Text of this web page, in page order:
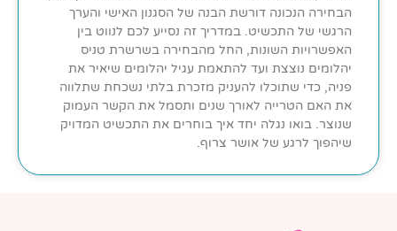
הבחירה הנכונה דורשת הבנה של הסגנון האישי והערך
הרגשי של התכשיט. במדריך זה נסייע לכם לנווט בין
האפשרויות השונות, החל מהבחירה בשרשרת טניס
יהלומים נוצצת ועד להתאמת עגיל יהלומים שיאיר את
פניה, כדי שתוכלו להעניק מזכרת בלתי נשכחת שתלווה
את האם הטרייה לאורך שנים ותסמל את הקשר העמוק
שנוצר. בואו נגלה יחד איך בוחרים את התכשיט המדויק
שיהפוך לרגע של אושר צרוף.